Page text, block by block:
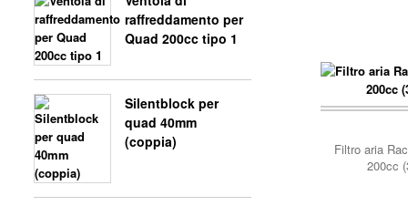
raffreddamento per
Quad 200cc tipo 1
Silentblock per
quad 40mm
(coppia)
Filtro aria
200cc